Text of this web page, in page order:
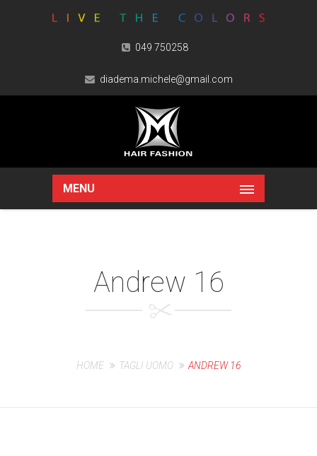
049 750258
diadema.michele@gmail.com
MENU
Andrew 16
HOME TAGLI UOMO ANDREW 16